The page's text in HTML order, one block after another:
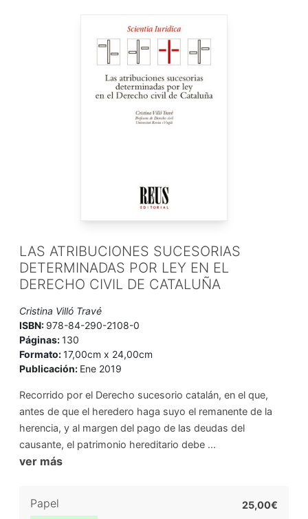
LAS ATRIBUCIONES SUCESORIAS
DETERMINADAS POR LEY EN EL
DERECHO CIVIL DE CATALUÑA
Cristina Villó Travé
ISBN: 978-84-290-2108-0
Páginas:130
Formato:17,00cm x 24,00cm
Publicación: Ene 2019
Recorrido por el Derecho sucesorio catalán, en el que,
antes de que el heredero haga suyo el remanente de la
herencia, y al margen del pago de las deudas del
causante, el patrimonio hereditario debe ...
ver más
Papel 25,00€